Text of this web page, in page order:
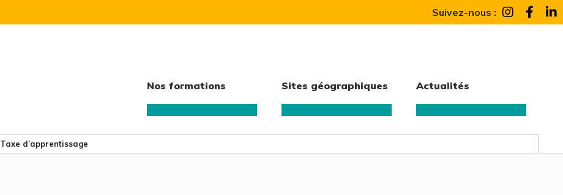
Nos formations Sites géographiques Actualités
Suivez-nous :
Taxe d’apprentissage